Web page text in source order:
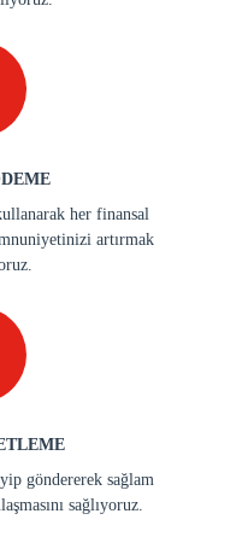
her finansal
artırmak
göndererek sağlam
sağlıyoruz.